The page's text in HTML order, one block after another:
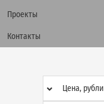
Проекты
Контакты
Цена, рубли